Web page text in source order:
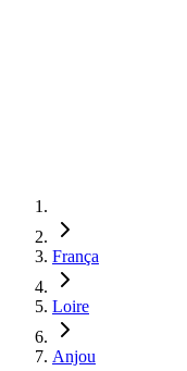
França
Loire
Anjou